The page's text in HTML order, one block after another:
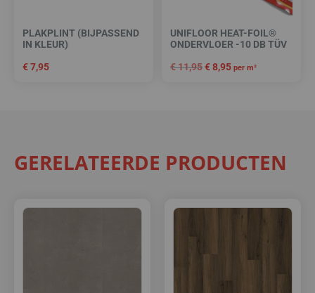
PLAKPLINT (BIJPASSEND
IN KLEUR)
€7,95
UNIFLOOR HEAT-FOIL®
ONDERVLOER -10 DB TÜV
€11,95€8,95 per m²
GERELATEERDE PRODUCTEN